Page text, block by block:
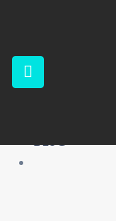
SERVICIOS
BLOG